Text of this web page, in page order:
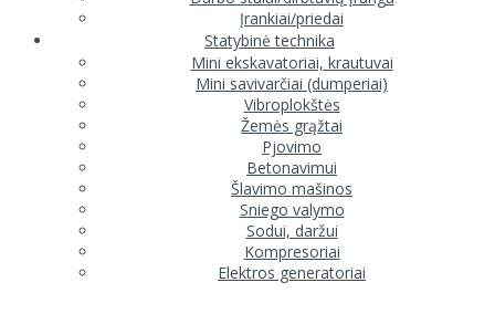
Įrankiai/priedai
Statybinė technika
Mini ekskavatoriai, krautuvai
Mini savivarčiai (dumperiai)
Vibroplokštės
Žemės grąžtai
Pjovimo
Betonavimui
Šlavimo mašinos
Sniego valymo
Sodui, daržui
Kompresoriai
Elektros generatoriai